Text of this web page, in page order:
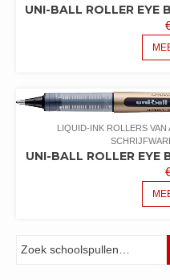
UNI-BALL ROLLER EYE
LIQUID-INK ROLLERS VAN
UNI-BALL ROLLER EYE